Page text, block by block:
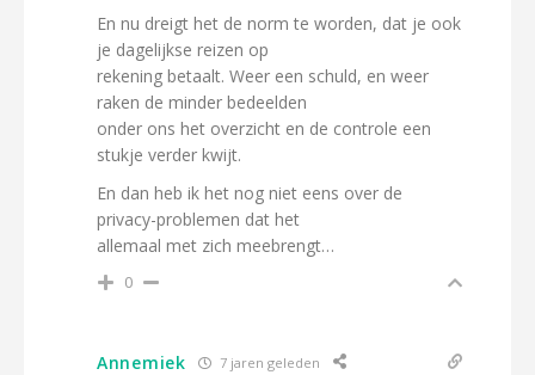
En nu dreigt het de norm te worden, dat je ook
je dagelijkse reizen op
rekening betaalt. Weer een schuld, en weer
raken de minder bedeelden
onder ons het overzicht en de controle een
stukje verder kwijt.
En dan heb ik het nog niet eens over de
privacy-problemen dat het
allemaal met zich meebrengt…
0
Annemiek 7 jaren geleden